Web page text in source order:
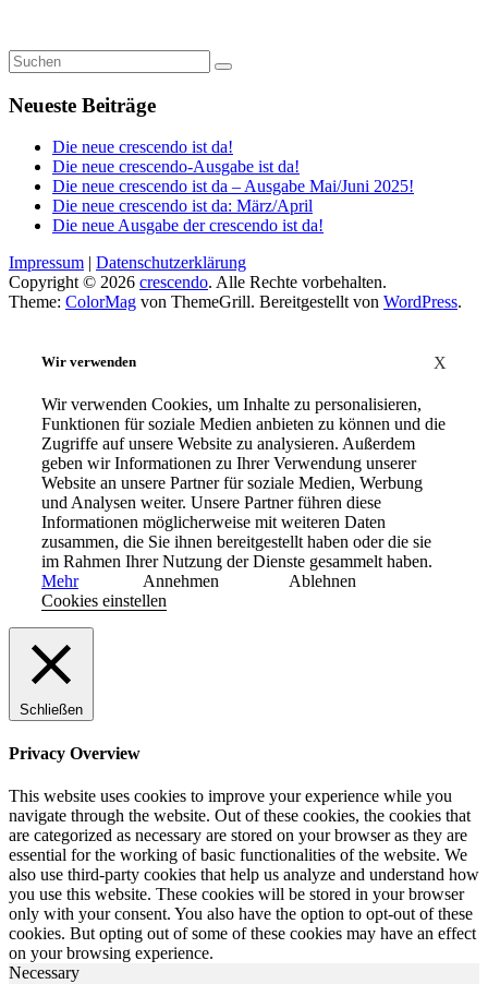
Neueste Beiträge
Die neue crescendo ist da!
Die neue crescendo-Ausgabe ist da!
Die neue crescendo ist da – Ausgabe Mai/Juni 2025!
Die neue crescendo ist da: März/April
Die neue Ausgabe der crescendo ist da!
Impressum | Datenschutzerklärung
Copyright © 2026 crescendo. Alle Rechte vorbehalten.
Theme: ColorMag von ThemeGrill. Bereitgestellt von WordPress.
X
Wir verwenden
Wir verwenden Cookies, um Inhalte zu personalisieren,
Funktionen für soziale Medien anbieten zu können und die
Zugriffe auf unsere Website zu analysieren. Außerdem
geben wir Informationen zu Ihrer Verwendung unserer
Website an unsere Partner für soziale Medien, Werbung
und Analysen weiter. Unsere Partner führen diese
Informationen möglicherweise mit weiteren Daten
zusammen, die Sie ihnen bereitgestellt haben oder die sie
im Rahmen Ihrer Nutzung der Dienste gesammelt haben.
Mehr
Annehmen
Ablehnen
Cookies einstellen
Schließen
Privacy Overview
This website uses cookies to improve your experience while you
navigate through the website. Out of these cookies, the cookies that
are categorized as necessary are stored on your browser as they are
essential for the working of basic functionalities of the website. We
also use third-party cookies that help us analyze and understand how
you use this website. These cookies will be stored in your browser
only with your consent. You also have the option to opt-out of these
cookies. But opting out of some of these cookies may have an effect
on your browsing experience.
Necessary